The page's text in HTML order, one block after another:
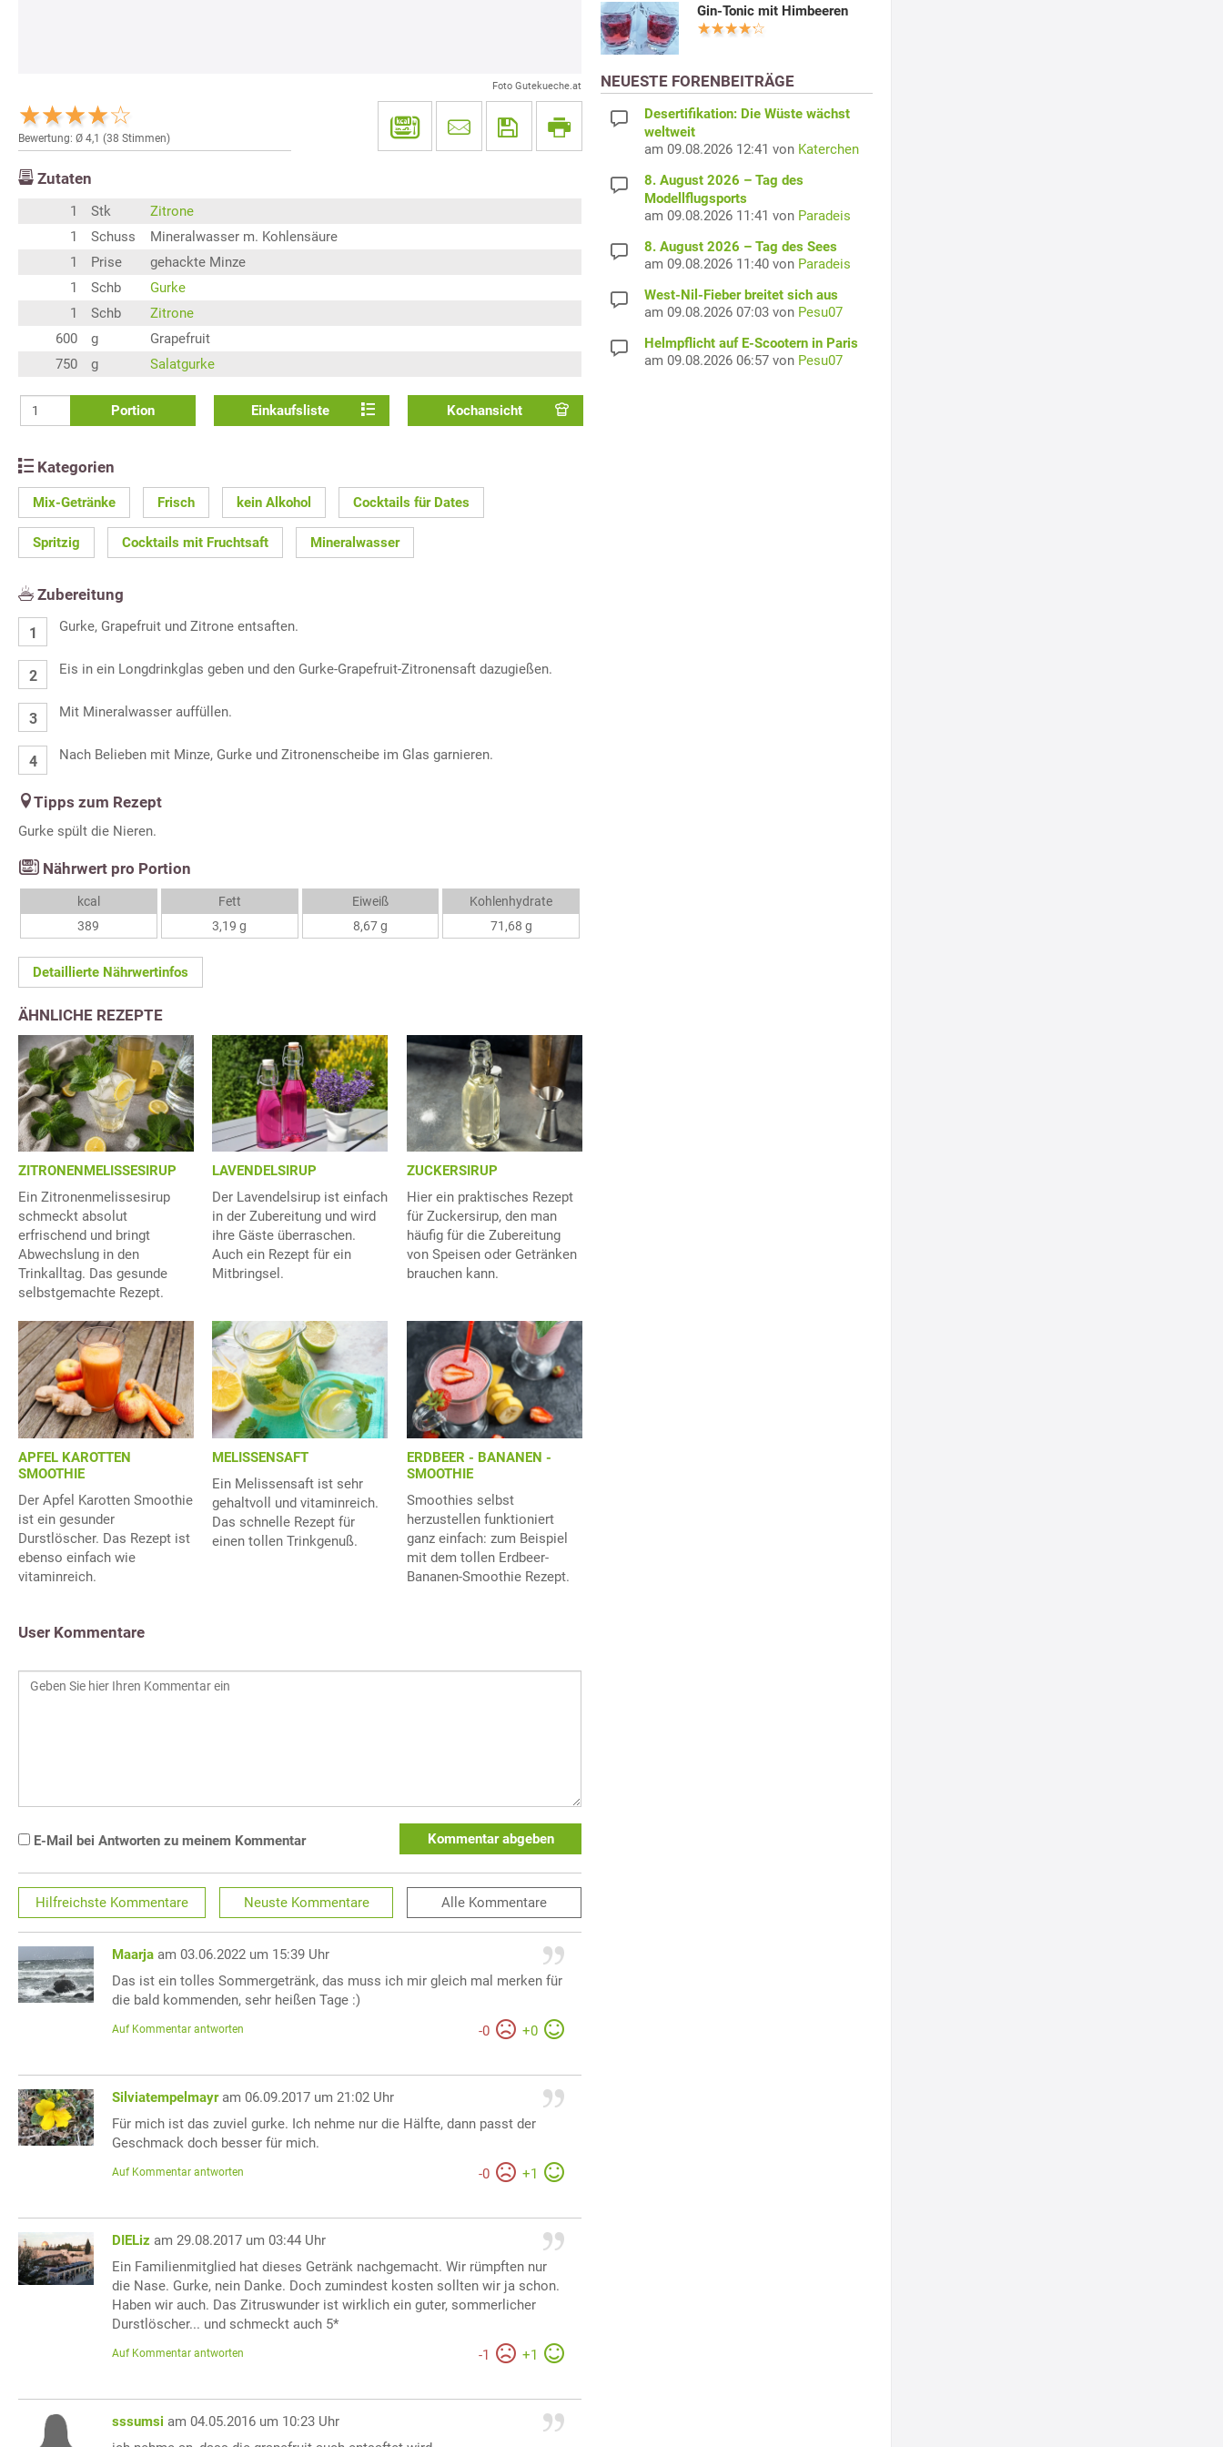
Foto Gutekueche.at
Bewertung: Ø 4,1 (38 Stimmen)
Zutaten
1 Stk
Zitrone
1
Schuss
Mineralwasser m. Kohlensäure
1
Prise
gehackte Minze
1
Schb
Gurke
1
Schb
Zitrone
600
g
Grapefruit
750
g Salatgurke
Portion Einkaufsliste Kochansicht
Kategorien
Mix-Getränke Frisch kein Alkohol Cocktails für Dates
Spritzig Cocktails mit Fruchtsaft Mineralwasser
Zubereitung
Gurke, Grapefruit und Zitrone entsaften.
Eis in ein Longdrinkglas geben und den Gurke-Grapefruit-Zitronensaft dazugießen.
Mit Mineralwasser auffüllen.
Nach Belieben mit Minze, Gurke und Zitronenscheibe im Glas garnieren.
Tipps zum Rezept
Gurke spült die Nieren.
Nährwert pro Portion
kcal
389
Fett
3,19 g
Eiweiß
8,67 g
Kohlenhydrate
71,68 g
Detaillierte Nährwertinfos
ÄHNLICHE REZEPTE
ZITRONENMELISSESIRUP
Ein Zitronenmelissesirup
schmeckt absolut
erfrischend und bringt
Abwechslung in den
Trinkalltag. Das gesunde
selbstgemachte Rezept.
LAVENDELSIRUP
Der Lavendelsirup ist einfach
in der Zubereitung und wird
ihre Gäste überraschen.
Auch ein Rezept für ein
Mitbringsel.
ZUCKERSIRUP
Hier ein praktisches Rezept
für Zuckersirup, den man
häufig für die Zubereitung
von Speisen oder Getränken
brauchen kann.
APFEL KAROTTEN
SMOOTHIE
Der Apfel Karotten Smoothie
ist ein gesunder
Durstlöscher. Das Rezept ist
ebenso einfach wie
vitaminreich.
MELISSENSAFT
Ein Melissensaft ist sehr
gehaltvoll und vitaminreich.
Das schnelle Rezept für
einen tollen Trinkgenuß.
ERDBEER - BANANEN -
SMOOTHIE
Smoothies selbst
herzustellen funktioniert
ganz einfach: zum Beispiel
mit dem tollen Erdbeer-
Bananen-Smoothie Rezept.
User Kommentare
E-Mail bei Antworten zu meinem Kommentar Kommentar abgeben
Hilfreichste Kommentare Neuste Kommentare Alle Kommentare
Maarja am 03.06.2022 um 15:39 Uhr
Das ist ein tolles Sommergetränk, das muss ich mir gleich mal merken für
die bald kommenden, sehr heißen Tage :)
-0 +0
Auf Kommentar antworten
Silviatempelmayr am 06.09.2017 um 21:02 Uhr
Für mich ist das zuviel gurke. Ich nehme nur die Hälfte, dann passt der
Geschmack doch besser für mich.
-0 +1
Auf Kommentar antworten
DIELiz am 29.08.2017 um 03:44 Uhr
Ein Familienmitglied hat dieses Getränk nachgemacht. Wir rümpften nur
die Nase. Gurke, nein Danke. Doch zumindest kosten sollten wir ja schon.
Haben wir auch. Das Zitruswunder ist wirklich ein guter, sommerlicher
Durstlöscher... und schmeckt auch 5*
-1 +1
Auf Kommentar antworten
sssumsi am 04.05.2016 um 10:23 Uhr
Gin-Tonic mit Himbeeren
NEUESTE FORENBEITRÄGE
Desertifikation: Die Wüste wächst
weltweit
am 09.08.2026 12:41 von Katerchen
8. August 2026 – Tag des
Modellflugsports
am 09.08.2026 11:41 von Paradeis
8. August 2026 – Tag des Sees
am 09.08.2026 11:40 von Paradeis
West-Nil-Fieber breitet sich aus
am 09.08.2026 07:03 von Pesu07
Helmpflicht auf E-Scootern in Paris
am 09.08.2026 06:57 von Pesu07